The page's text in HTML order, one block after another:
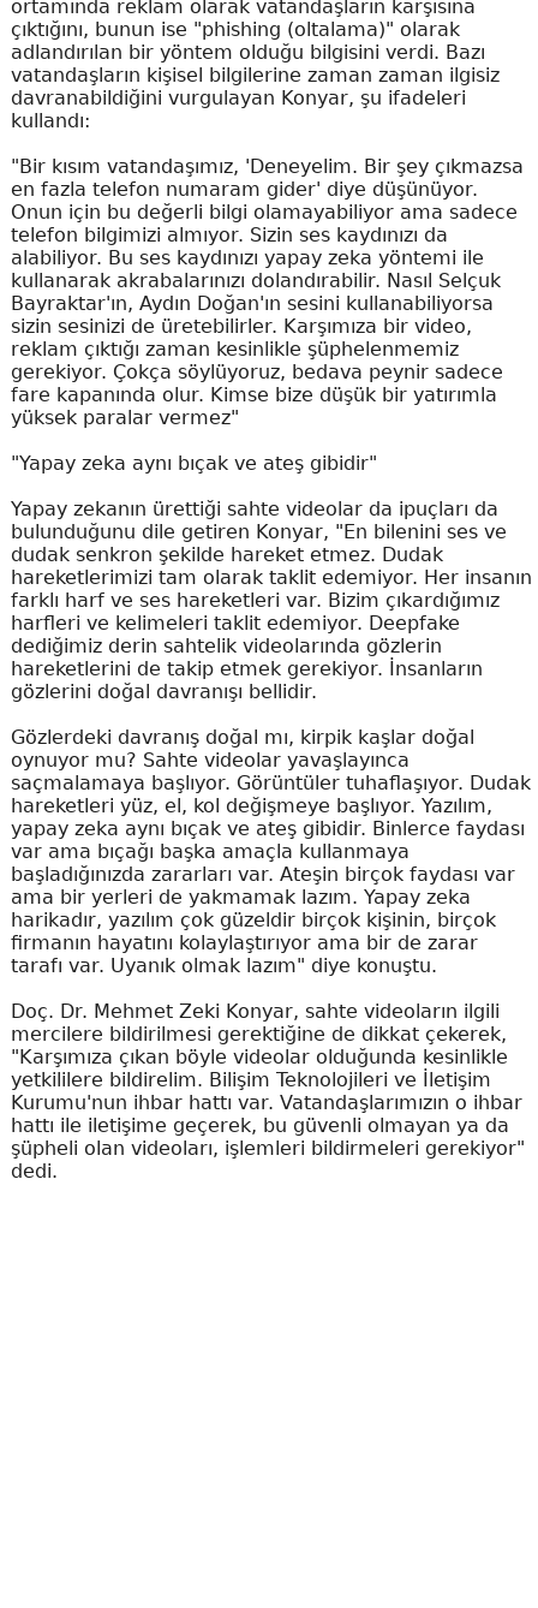
ortamında reklam olarak vatandaşların karşısına
çıktığını, bunun ise "phishing (oltalama)" olarak
adlandırılan bir yöntem olduğu bilgisini verdi. Bazı
vatandaşların kişisel bilgilerine zaman zaman ilgisiz
davranabildiğini vurgulayan Konyar, şu ifadeleri
kullandı:
"Bir kısım vatandaşımız, 'Deneyelim. Bir şey çıkmazsa
en fazla telefon numaram gider' diye düşünüyor.
Onun için bu değerli bilgi olamayabiliyor ama sadece
telefon bilgimizi almıyor. Sizin ses kaydınızı da
alabiliyor. Bu ses kaydınızı yapay zeka yöntemi ile
kullanarak akrabalarınızı dolandırabilir. Nasıl Selçuk
Bayraktar'ın, Aydın Doğan'ın sesini kullanabiliyorsa
sizin sesinizi de üretebilirler. Karşımıza bir video,
reklam çıktığı zaman kesinlikle şüphelenmemiz
gerekiyor. Çokça söylüyoruz, bedava peynir sadece
fare kapanında olur. Kimse bize düşük bir yatırımla
yüksek paralar vermez"
"Yapay zeka aynı bıçak ve ateş gibidir"
Yapay zekanın ürettiği sahte videolar da ipuçları da
bulunduğunu dile getiren Konyar, "En bilenini ses ve
dudak senkron şekilde hareket etmez. Dudak
hareketlerimizi tam olarak taklit edemiyor. Her insanın
farklı harf ve ses hareketleri var. Bizim çıkardığımız
harfleri ve kelimeleri taklit edemiyor. Deepfake
dediğimiz derin sahtelik videolarında gözlerin
hareketlerini de takip etmek gerekiyor. İnsanların
gözlerini doğal davranışı bellidir.
Gözlerdeki davranış doğal mı, kirpik kaşlar doğal
oynuyor mu? Sahte videolar yavaşlayınca
saçmalamaya başlıyor. Görüntüler tuhaflaşıyor. Dudak
hareketleri yüz, el, kol değişmeye başlıyor. Yazılım,
yapay zeka aynı bıçak ve ateş gibidir. Binlerce faydası
var ama bıçağı başka amaçla kullanmaya
başladığınızda zararları var. Ateşin birçok faydası var
ama bir yerleri de yakmamak lazım. Yapay zeka
harikadır, yazılım çok güzeldir birçok kişinin, birçok
firmanın hayatını kolaylaştırıyor ama bir de zarar
tarafı var. Uyanık olmak lazım" diye konuştu.
Doç. Dr. Mehmet Zeki Konyar, sahte videoların ilgili
mercilere bildirilmesi gerektiğine de dikkat çekerek,
"Karşımıza çıkan böyle videolar olduğunda kesinlikle
yetkililere bildirelim. Bilişim Teknolojileri ve İletişim
Kurumu'nun ihbar hattı var. Vatandaşlarımızın o ihbar
hattı ile iletişime geçerek, bu güvenli olmayan ya da
şüpheli olan videoları, işlemleri bildirmeleri gerekiyor"
dedi.